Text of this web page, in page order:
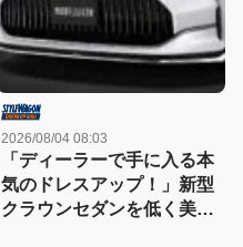
2026/08/04 08:03
「ディーラーで手に入る本
気のドレスアップ！」新型
クラウンセダンを低く美し